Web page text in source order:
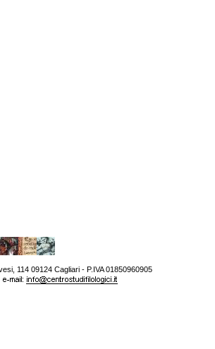
114 09124 Cagliari - P.IVA 01850960905